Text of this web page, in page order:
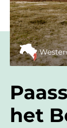
het